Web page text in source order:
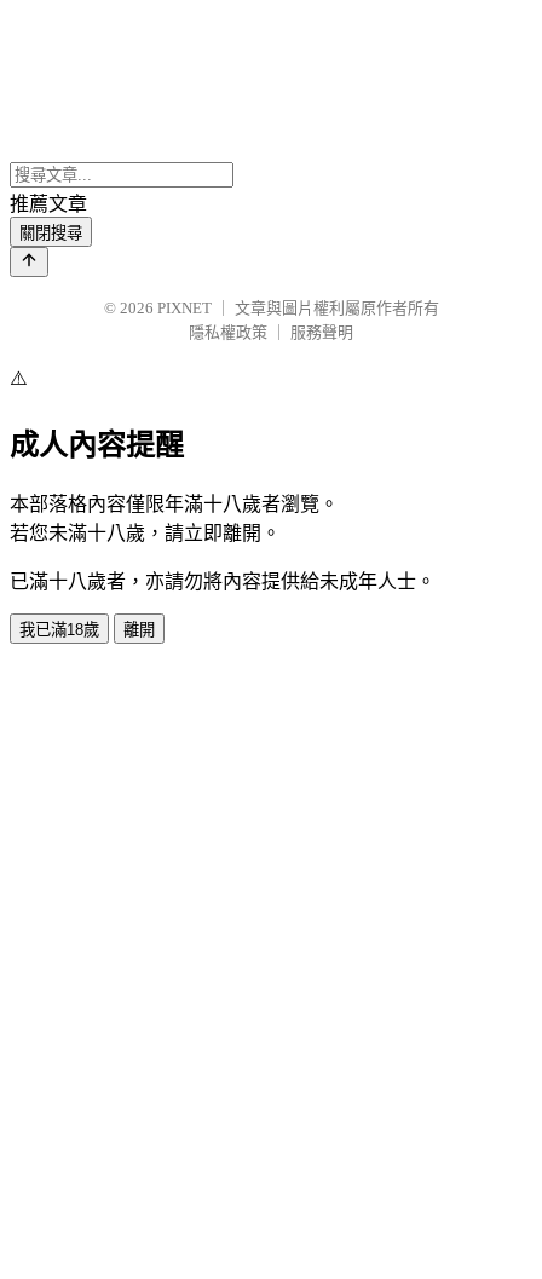
推薦文章
關閉搜尋
© 2026 PIXNET
文章與圖片權利屬原作者所有
隱私權政策
服務聲明
⚠️
成人內容提醒
本部落格內容僅限年滿十八歲者瀏覽。
若您未滿十八歲，請立即離開。
已滿十八歲者，亦請勿將內容提供給未成年人士。
我已滿18歲 離開